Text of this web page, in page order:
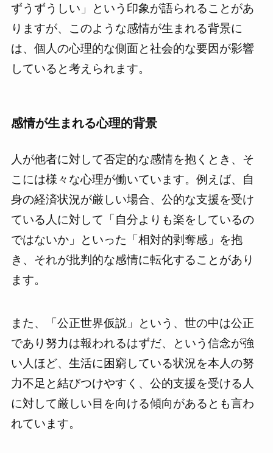
ずうずうしい」という印象が語られることがあ
りますが、このような感情が生まれる背景に
は、個人の心理的な側面と社会的な要因が影響
していると考えられます。
感情が生まれる心理的背景
人が他者に対して否定的な感情を抱くとき、そ
こには様々な心理が働いています。例えば、自
身の経済状況が厳しい場合、公的な支援を受け
ている人に対して「自分よりも楽をしているの
ではないか」といった「相対的剥奪感」を抱
き、それが批判的な感情に転化することがあり
ます。
また、「公正世界仮説」という、世の中は公正
であり努力は報われるはずだ、という信念が強
い人ほど、生活に困窮している状況を本人の努
力不足と結びつけやすく、公的支援を受ける人
に対して厳しい目を向ける傾向があるとも言わ
れています。